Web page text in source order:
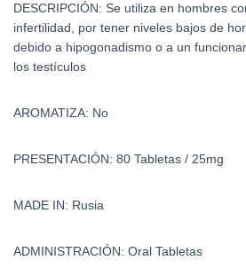
DESCRIPCIÓN: Se utiliza en hombres
infertilidad, por tener niveles bajos de
debido a hipogonadismo o a un
los testículos
AROMATIZA: No
PRESENTACIÓN: 80 Tabletas / 25mg
MADE IN: Rusia
ADMINISTRACIÓN: Oral Tabletas